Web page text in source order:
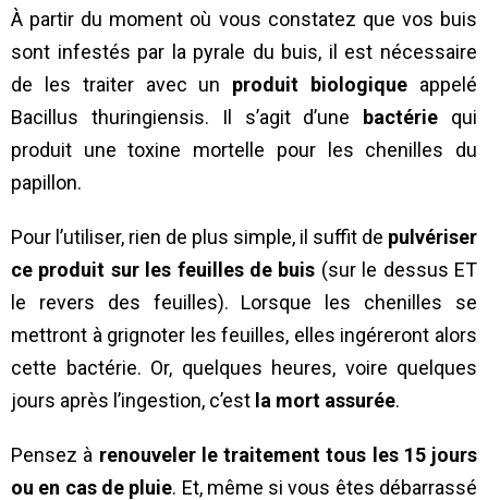
À partir du moment où vous constatez que vos buis
sont infestés par la pyrale du buis, il est nécessaire
de les traiter avec un produit biologique appelé
Bacillus thuringiensis. Il s’agit d’une bactérie qui
produit une toxine mortelle pour les chenilles du
papillon.
Pour l’utiliser, rien de plus simple, il suffit de pulvériser
ce produit sur les feuilles de buis (sur le dessus ET
le revers des feuilles). Lorsque les chenilles se
mettront à grignoter les feuilles, elles ingéreront alors
cette bactérie. Or, quelques heures, voire quelques
jours après l’ingestion, c’est la mort assurée.
Pensez à renouveler le traitement tous les 15 jours
ou en cas de pluie. Et, même si vous êtes débarrassé